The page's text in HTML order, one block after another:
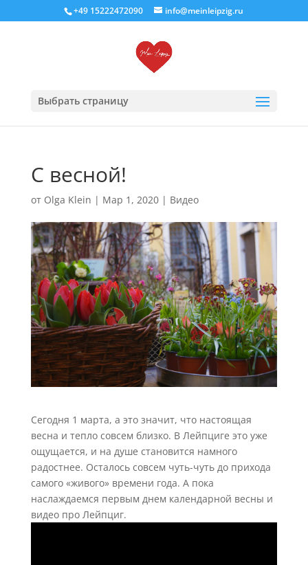
+49 15222472090 info@meinleipzig.ru
Выбрать страницу
С весной!
от Olga Klein | Мар 1, 2020| Видео
Сегодня 1 марта, а это значит, что настоящая
весна и тепло совсем близко. В Лейпциге это уже
ощущается, и на душе становится намного
радостнее. Осталось совсем чуть-чуть до прихода
самого «живого» времени года. А пока
наслаждаемся первым днем календарной весны и
видео про Лейпциг.